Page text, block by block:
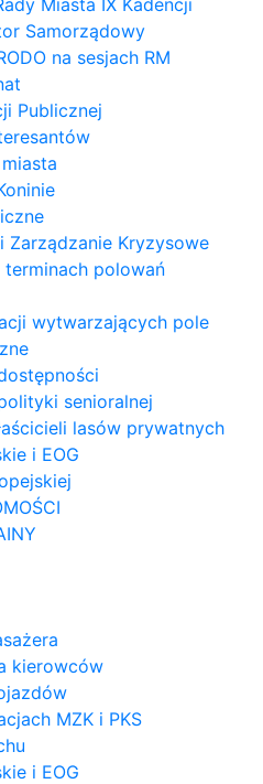
Samorządowy
na sesjach RM
Publicznej
Zarządzanie Kryzysowe
polowań
wytwarzających pole
senioralnej
lasów prywatnych
i EOG
kierowców
MZK i PKS
i EOG